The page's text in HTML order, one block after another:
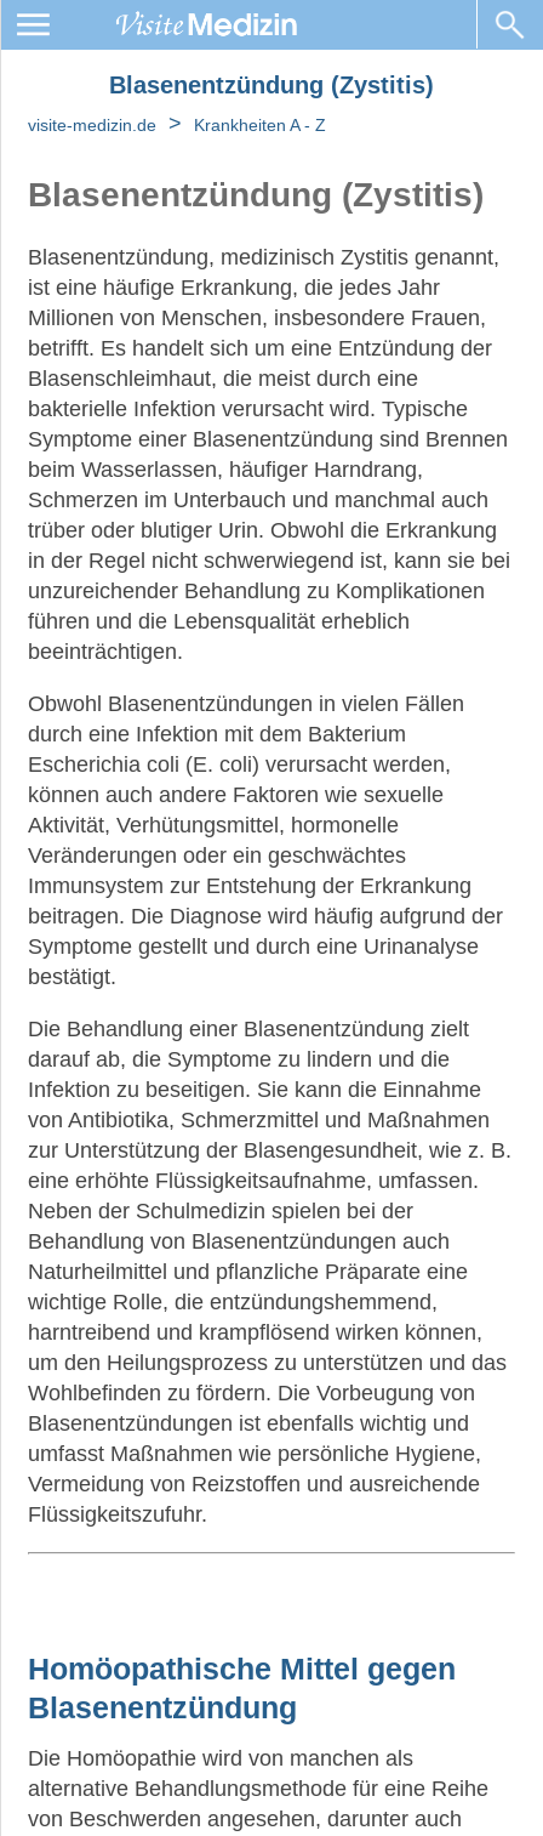
Blasenentzündung (Zystitis)
visite-medizin.de > Krankheiten A - Z
Blasenentzündung (Zystitis)
Blasenentzündung, medizinisch Zystitis genannt,
ist eine häufige Erkrankung, die jedes Jahr
Millionen von Menschen, insbesondere Frauen,
betrifft. Es handelt sich um eine Entzündung der
Blasenschleimhaut, die meist durch eine
bakterielle Infektion verursacht wird. Typische
Symptome einer Blasenentzündung sind Brennen
beim Wasserlassen, häufiger Harndrang,
Schmerzen im Unterbauch und manchmal auch
trüber oder blutiger Urin. Obwohl die Erkrankung
in der Regel nicht schwerwiegend ist, kann sie bei
unzureichender Behandlung zu Komplikationen
führen und die Lebensqualität erheblich
beeinträchtigen.
Obwohl Blasenentzündungen in vielen Fällen
durch eine Infektion mit dem Bakterium
Escherichia coli (E. coli) verursacht werden,
können auch andere Faktoren wie sexuelle
Aktivität, Verhütungsmittel, hormonelle
Veränderungen oder ein geschwächtes
Immunsystem zur Entstehung der Erkrankung
beitragen. Die Diagnose wird häufig aufgrund der
Symptome gestellt und durch eine Urinanalyse
bestätigt.
Die Behandlung einer Blasenentzündung zielt
darauf ab, die Symptome zu lindern und die
Infektion zu beseitigen. Sie kann die Einnahme
von Antibiotika, Schmerzmittel und Maßnahmen
zur Unterstützung der Blasengesundheit, wie z. B.
eine erhöhte Flüssigkeitsaufnahme, umfassen.
Neben der Schulmedizin spielen bei der
Behandlung von Blasenentzündungen auch
Naturheilmittel und pflanzliche Präparate eine
wichtige Rolle, die entzündungshemmend,
harntreibend und krampflösend wirken können,
um den Heilungsprozess zu unterstützen und das
Wohlbefinden zu fördern. Die Vorbeugung von
Blasenentzündungen ist ebenfalls wichtig und
umfasst Maßnahmen wie persönliche Hygiene,
Vermeidung von Reizstoffen und ausreichende
Flüssigkeitszufuhr.
Homöopathische Mittel gegen
Blasenentzündung
Die Homöopathie wird von manchen als
alternative Behandlungsmethode für eine Reihe
von Beschwerden angesehen, darunter auch
Blasenentzündung
(Zystitis)
&
Behandlung
Blasenentzündung
bei
jungen
Mädchen
Häufige
Fragen
►
News
►
Symptome
►
Diagnostik
►
Therapien
►
Krankheiten
►
Medikamente
►
Gesundheit
►
Suche